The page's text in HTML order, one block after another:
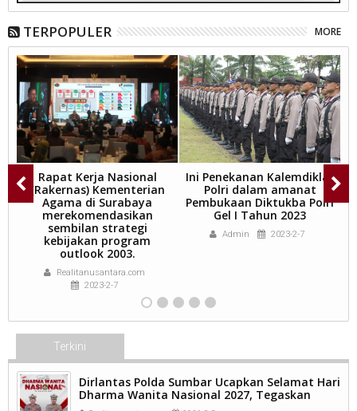
TERPOPULER MORE
Rapat Kerja Nasional
(Rakernas) Kementerian
Agama di Surabaya
merekomendasikan
sembilan strategi
kebijakan program
outlook 2003.
Realitanusantara.com
2023-2-7
Ini Penekanan Kalemdiklat
Polri dalam amanat
Pembukaan Diktukba Polri
Gel I Tahun 2023
Admin 2023-2-7
Terkini
Dirlantas Polda Sumbar Ucapkan Selamat Hari
Dharma Wanita Nasional 2027, Tegaskan
Peran Perempuan sebagai Pilar Bangsa